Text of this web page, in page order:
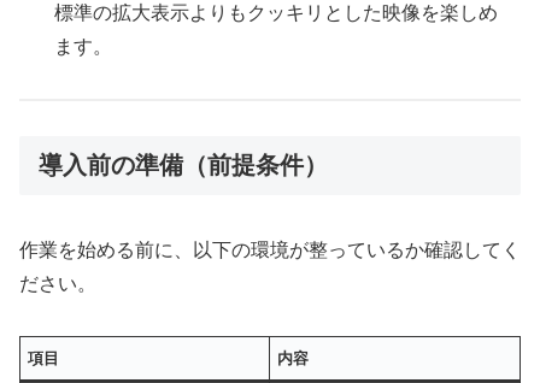
標準の拡大表示よりもクッキリとした映像を楽しめ
ます。
導入前の準備（前提条件）
作業を始める前に、以下の環境が整っているか確認してく
ださい。
項目 内容